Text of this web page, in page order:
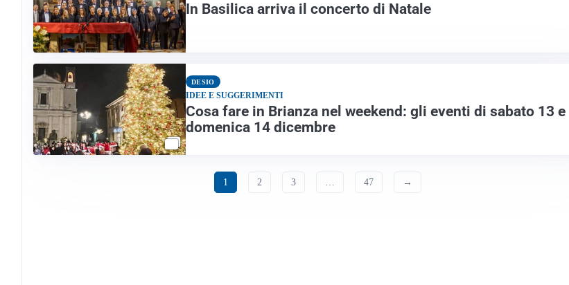
In Basilica arriva il concerto di Natale
DESIO
IDEE E SUGGERIMENTI
Cosa fare in Brianza nel weekend: gli eventi di sabato 13 e
domenica 14 dicembre
1 2 3 47 →